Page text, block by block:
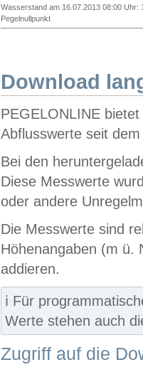
Wasserstand am 16.07.2013 08:00 Uhr:
Pegelnullpunkt
Download
PEGELONLINE
Abflusswerte seit
Bei den
Diese Messwerte
oder andere
Die Messwerte sind
Höhenangaben (m ü.
addieren.
ℹ️ Für
Werte stehen auch
Zugriff auf die